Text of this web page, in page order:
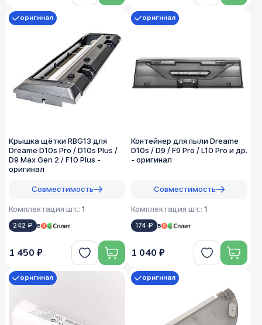
Крышка щётки RBG13 для
Dreame D10s Pro / D10s Plus /
D9 Max Gen 2 / F10 Plus -
оригинал
Совместимость
Комплектация шт.: 1
242 ₽ в
оригинал
1 450 ₽
Контейнер для пыли Dreame
D10s / D9 / F9 Pro / L10 Pro и др.
- оригинал
Совместимость
Комплектация шт.: 1
174 ₽ в
оригинал
1 040 ₽
оригинал оригинал